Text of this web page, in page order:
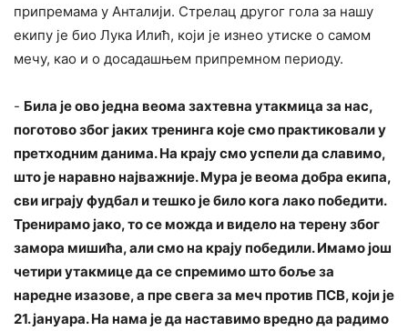
припремама у Анталији. Стрелац другог гола за нашу
екипу је био Лука Илић, који је изнео утиске о самом
мечу, као и о досадашњем припремном периоду.
‍- Била је ово једна веома захтевна утакмица за нас,
поготово због јаких тренинга које смо практиковали у
претходним данима. На крају смо успели да славимо,
што је наравно најважније. Мура је веома добра екипа,
сви играју фудбал и тешко је било кога лако победити.
Тренирамо јако, то се можда и видело на терену због
замора мишића, али смо на крају победили. Имамо још
четири утакмице да се спремимо што боље за
наредне изазове, а пре свега за меч против ПСВ, који је
21. јануара. На нама је да наставимо вредно да радимо